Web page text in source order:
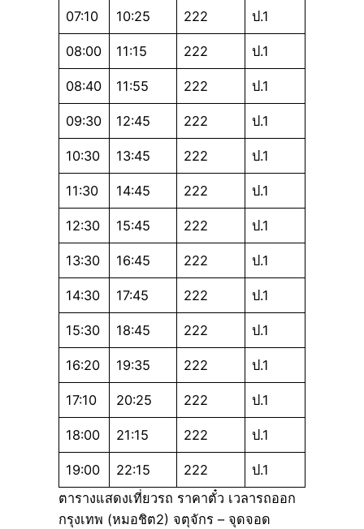
07:10 10:25 222 ป.1
08:00 11:15 222 ป.1
08:40 11:55 222 ป.1
09:30 12:45 222 ป.1
10:30 13:45 222 ป.1
11:30 14:45 222 ป.1
12:30 15:45 222 ป.1
13:30 16:45 222 ป.1
14:30 17:45 222 ป.1
15:30 18:45 222 ป.1
16:20 19:35 222 ป.1
17:10 20:25 222 ป.1
18:00 21:15 222 ป.1
19:00 22:15 222
ป.1
ตารางแสดงเที่ยวรถ ราคาตั๋ว เวลารถออก
กรุงเทพ (หมอชิต2) จตุจักร – จุดจอด